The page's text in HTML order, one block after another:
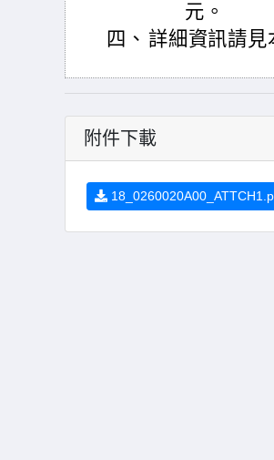
元。
四、 詳細資訊請見
附件下載